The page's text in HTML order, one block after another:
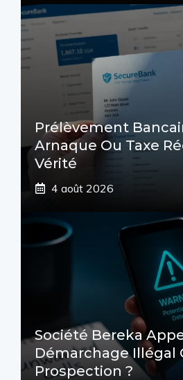
Prélèvement
Arnaque Ou Taxe
Vérité
4 août 2026
Société Bereka
Démarchage Illégal
Prospection ?